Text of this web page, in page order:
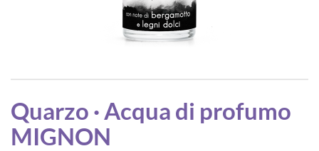
Quarzo · Acqua di profumo
MIGNON